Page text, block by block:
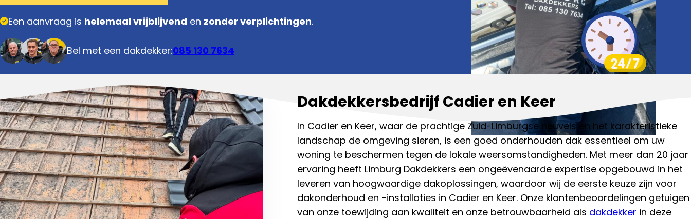
Een aanvraag is helemaal vrijblijvend en zonder verplichtingen.
Bel met een dakdekker:085 130 7634
Dakdekkersbedrijf Cadier en Keer
In Cadier en Keer, waar de prachtige Zuid-Limburgse heuvels en het karakteristieke
landschap de omgeving sieren, is een goed onderhouden dak essentieel om uw
woning te beschermen tegen de lokale weersomstandigheden. Met meer dan 20 jaar
ervaring heeft Limburg Dakdekkers een ongeëvenaarde expertise opgebouwd in het
leveren van hoogwaardige dakoplossingen, waardoor wij de eerste keuze zijn voor
dakonderhoud en -installaties in Cadier en Keer. Onze klantenbeoordelingen getuigen
van onze toewijding aan kwaliteit en onze betrouwbaarheid als dakdekker in deze